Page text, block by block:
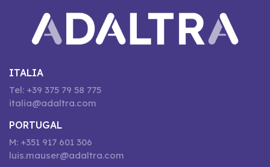
ITALIA
Tel: +39 375 79 58 775
italia@adaltra.com
PORTUGAL
M: +351 917 601 306
luis.mauser@adaltra.com